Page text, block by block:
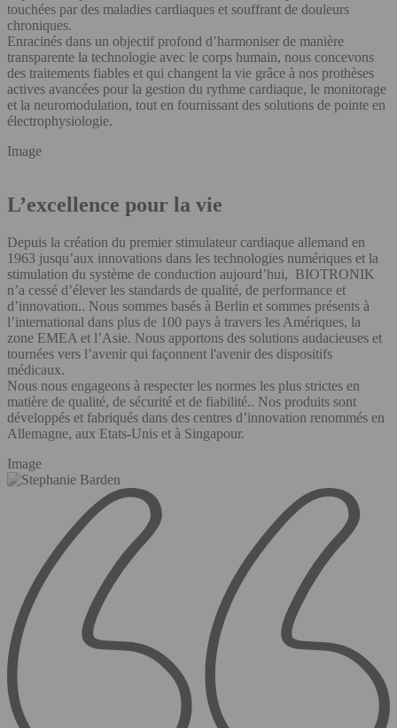
touchées par des maladies cardiaques et souffrant de douleurs
chroniques.
Enracinés dans un objectif profond d’harmoniser de manière
transparente la technologie avec le corps humain, nous concevons
des traitements fiables et qui changent la vie grâce à nos prothèses
actives avancées pour la gestion du rythme cardiaque, le monitorage
et la neuromodulation, tout en fournissant des solutions de pointe en
électrophysiologie.
Image
L’excellence pour la vie
Depuis la création du premier stimulateur cardiaque allemand en
1963 jusqu’aux innovations dans les technologies numériques et la
stimulation du système de conduction aujourd’hui, BIOTRONIK
n’a cessé d’élever les standards de qualité, de performance et
d’innovation.. Nous sommes basés à Berlin et sommes présents à
l’international dans plus de 100 pays à travers les Amériques, la
zone EMEA et l’Asie. Nous apportons des solutions audacieuses et
tournées vers l’avenir qui façonnent l'avenir des dispositifs
médicaux.
Nous nous engageons à respecter les normes les plus strictes en
matière de qualité, de sécurité et de fiabilité.. Nos produits sont
développés et fabriqués dans des centres d’innovation renommés en
Allemagne, aux Etats-Unis et à Singapour.
Image